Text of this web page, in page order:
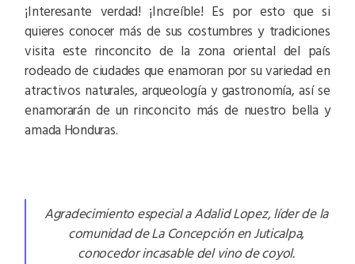
¡Interesante verdad! ¡Increíble! Es por esto que si
quieres conocer más de sus costumbres y tradiciones
visita este rinconcito de la zona oriental del país
rodeado de ciudades que enamoran por su variedad en
atractivos naturales, arqueología y gastronomía, así se
enamorarán de un rinconcito más de nuestro bella y
amada Honduras.
Agradecimiento especial a Adalid Lopez, líder de la
comunidad de La Concepción en Juticalpa,
conocedor incasable del vino de coyol.